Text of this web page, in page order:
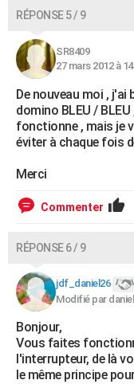
RÉPONSE 5 / 9
SR8409
27 mars 2012 à
De nouveau moi , j'ai
domino BLEU / BLEU
fonctionne , mais je
éviter à chaque fois
Merci
Commenter
RÉPONSE 6 / 9
jdf_daniel26
Modifié par
Bonjour,
Vous faites
l'interrupteur, de là
le même principe